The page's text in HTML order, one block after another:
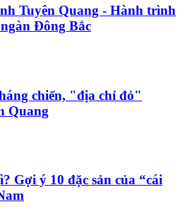
Tuyên Quang - Hành trình
Đông Bắc
chiến, "địa chỉ đỏ"
Quang
Gợi ý 10 đặc sản của “cái